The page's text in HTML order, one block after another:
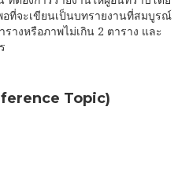
อที่จะเขียนเป็นบทรายงานที่สมบูรณ์
างหรือภาพไม่เกิน 2 ตาราง และ
Topic)